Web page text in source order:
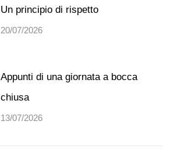
Un principio di rispetto
20/07/2026
Appunti di una giornata a bocca
chiusa
13/07/2026